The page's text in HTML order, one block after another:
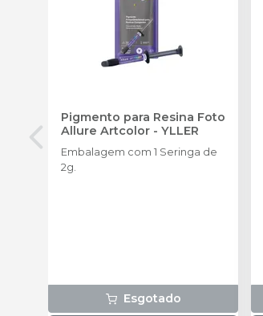
Pigmento para Resina Foto
Allure Artcolor - YLLER
Embalagem com 1 Seringa de
2g.
Esgotado